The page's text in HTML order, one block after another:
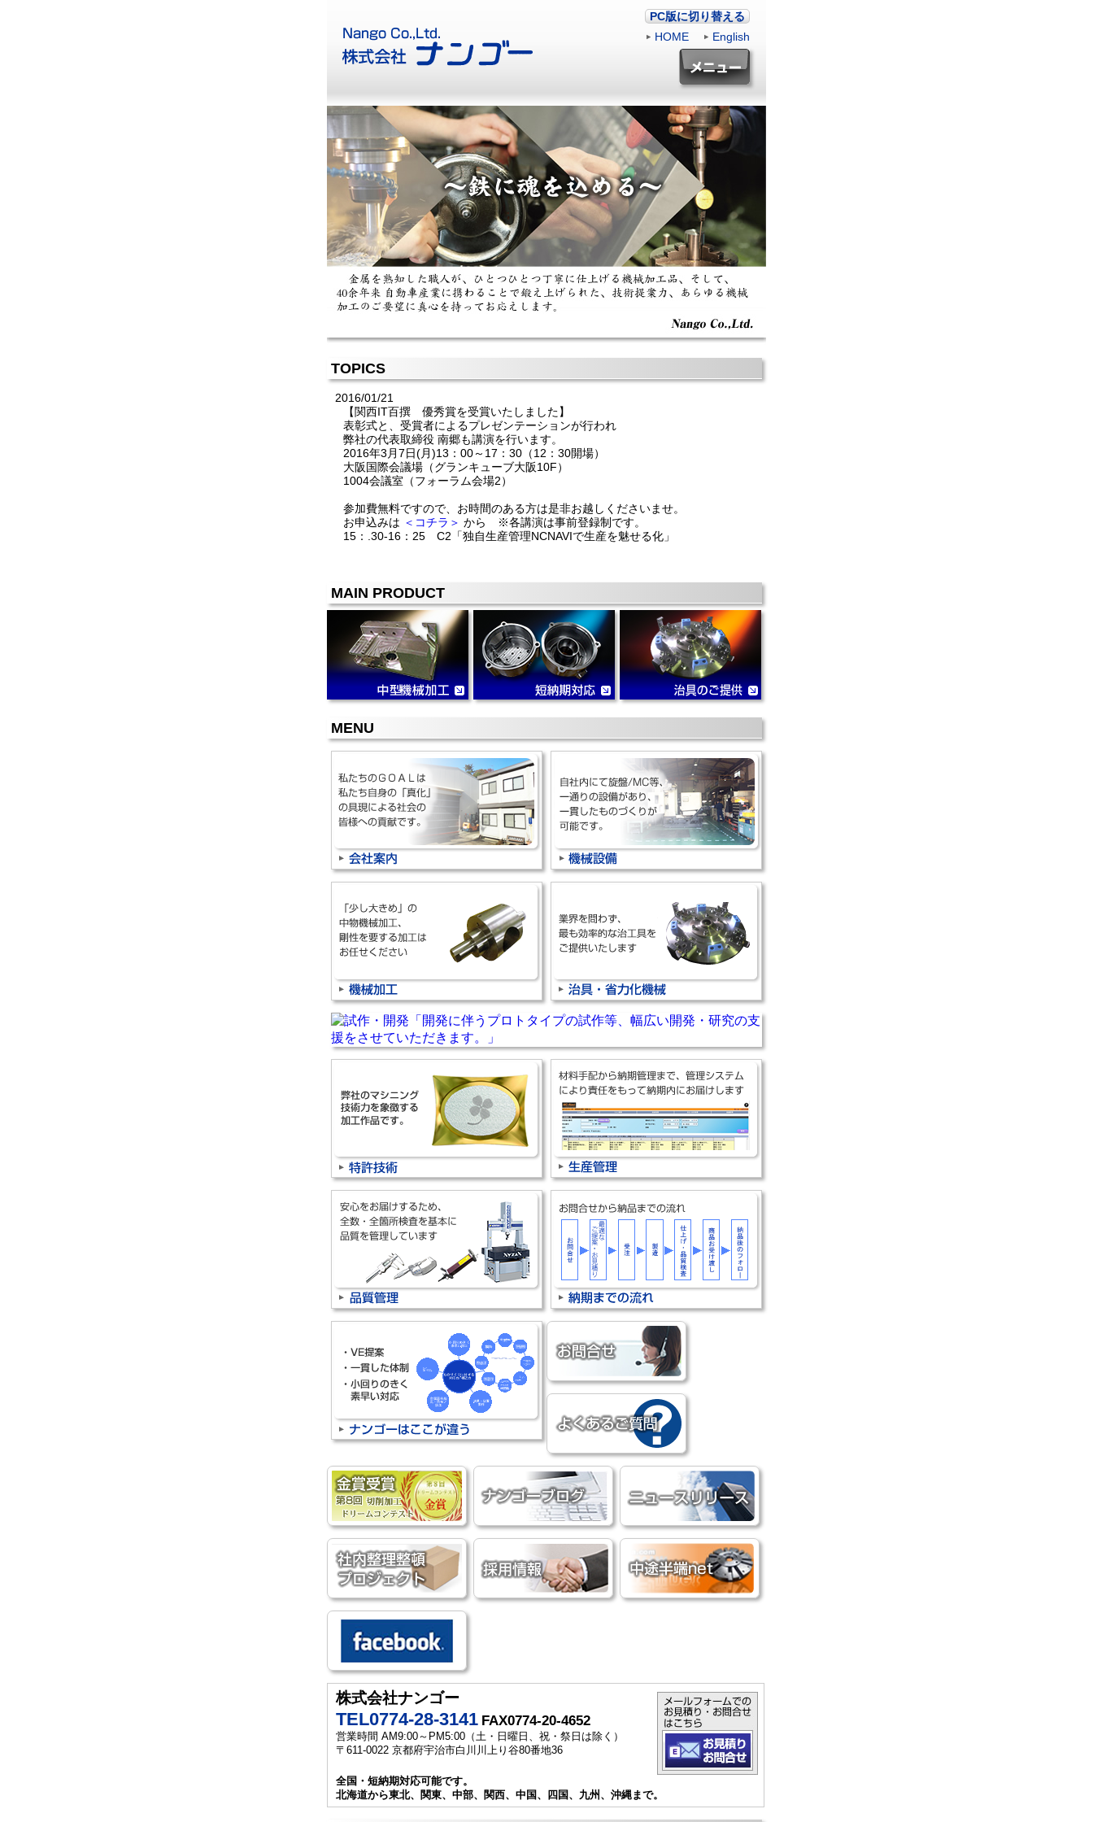
PC版に切り替える
HOME
English
TOPICS
2016/01/21
【関西IT百撰 優秀賞を受賞いたしました】
表彰式と、受賞者によるプレゼンテーションが行われ
弊社の代表取締役 南郷も講演を行います。
2016年3月7日(月)13：00～17：30（12：30開場）
大阪国際会議場（グランキューブ大阪10F）
1004会議室（フォーラム会場2）
参加費無料ですので、お時間のある方は是非お越しくださいませ。
お申込みは ＜コチラ＞ から ※各講演は事前登録制です。
15：.30-16：25 C2「独自生産管理NCNAVIで生産を魅せる化」
MAIN PRODUCT
MENU
株式会社ナンゴー
TEL0774-28-3141 FAX0774-20-4652
営業時間 AM9:00～PM5:00（土・日曜日、祝・祭日は除く）
〒611-0022 京都府宇治市白川川上り谷80番地36
全国・短納期対応可能です。
北海道から東北、関東、中部、関西、中国、四国、九州、沖縄まで。